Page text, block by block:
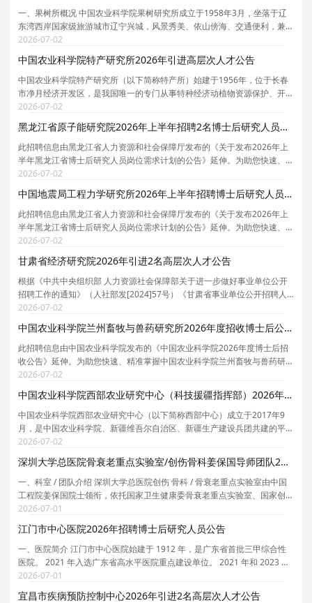
一、果树所概况 中国农业科学院果树研究所成立于1958年3月，坐落于辽
东湾西岸国家级旅游城市辽宁兴城，风景秀美、依山傍海、交通便利，兼
具科研环境与区域辐射优势。 果树所是以苹果、梨、桃和葡萄等果树为研
究对象的国家级科研机构，是由农业农村部举办、中
2026-07-02
中国农业科学院特产研究所2026年引进高层次人才公告
中国农业科学院特产研究所（以下简称特产所）始建于1956年，位于长春
市净月经济开发区，是我国唯一的专门从事特种经济动植物资源保护、开
发与利用的综合性农业科研机构。 特产所以珍贵、稀有、经济价值高的特
种经济动植物为主要研究对象，如梅花鹿、马鹿、貂
2026-07-02
黑龙江省原子能研究院2026年上半年招聘2名博士后研究人员公告
此招聘信息由黑龙江省人力资源和社会保障厅发布的《关于发布2026年上
半年黑龙江省博士后研究人员岗位需求计划的公告》延伸。为助您快速、
精准掌握黑龙江省原子能研究院的招聘详情 ，现特别针对黑龙江省原子能
研究院的岗位信息与报考要点单独说明。 为保证您
2026-07-02
中国地震局工程力学研究所2026年上半年招聘博士后研究人员公告
此招聘信息由黑龙江省人力资源和社会保障厅发布的《关于发布2026年上
半年黑龙江省博士后研究人员岗位需求计划的公告》延伸。为助您快速、
精准掌握中国地震局工程力学研究所的招聘详情， 现特别针对中国地震局
工程力学研究所的岗位信息与报考要点单独说明。
2026-07-02
甘肃省经济研究院2026年引进2名高层次人才公告
根据《中共中央组织部 人力资源社会保障部关于进一步做好事业单位公开
招聘工作的通知》（人社部发[2024]57号）《甘肃省事业单位公开招聘人
员暂行办法》（甘办发[2011]22号）《关于省直事业单位引进高层次和急
需紧缺人才相关工作的补充通知》（甘组通字[2019]
2026-07-02
中国农业科学院兰州畜牧与兽药研究所2026年度招收博士后公告
此招聘信息由中国农业科学院发布的《中国农业科学院2026年度博士后招
收公告》延伸。为助您快速、精准掌握中国农业科学院兰州畜牧与兽药研
究所的招聘详情， 现特别针对中国农业科学院兰州畜牧与兽药研究所的岗
位信息与报考要点单独说明。 为保证您获取的招聘
2026-07-02
中国农业科学院西部农业研究中心（科技援疆指挥部）2026年引进高层次人才公告
中国农业科学院西部农业研究中心（以下简称西部中心）成立于2017年9
月，是中国农业科学院、新疆维吾尔自治区、新疆生产建设兵团共建的平
台性、应用性、综合性农业科学研究机构。2022年6月，中国农业科学院推
进落实举院援疆战略，在西部中心加挂中国农业科学
2026-07-02
深圳大学总医院骨衰老重点实验室/创伤骨科姜保国导师团队2026年招聘博士后公告（长期有效）
一、科室 / 团队介绍 深圳大学总医院创伤 骨科 / 骨衰老重点实验室由中国
工程院姜保国院士领衔，依托国家卫生健康委骨衰老重点实验室、国家创
伤医学中心和深圳市创伤救治临床医学研究中心平台。该团队由中国工程
院院士姜保国领衔，主要聚焦于创伤救治体系、
2026-07-01
江门市中心医院2026年招聘博士后研究人员公告
一、医院简介 江门市中心医院始建于 1912 年，是广东省首批三甲综合性
医院。 2021 年入选广东省高水平医院重点建设单位。 2021 年和 2023 年
度在全国三级公立医院绩效监测中获 A+ 等级，位居全国三级综合医院前
10% 。 2022 年顺利通过三甲医院等级复审。 医
2026-07-01
宜昌市疾病预防控制中心2026年引进2名高层次人才公告